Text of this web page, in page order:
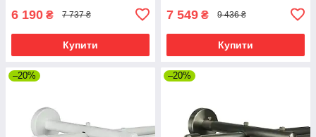
6 190 ₴ 7 737 ₴
Купити
7 549 ₴ 9 436 ₴
Купити
–20% –20%